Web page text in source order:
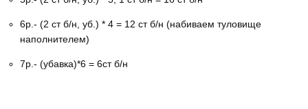
6р.- (2 ст б/н, уб.) * 4 = 12 ст б/н (набиваем туловище
наполнителем)
7р.- (убавка)*6 = 6ст б/н